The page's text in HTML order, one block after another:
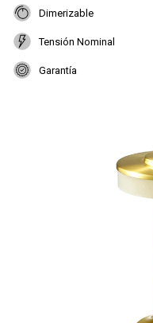
Dimerizable
Tensión Nominal
Garantía